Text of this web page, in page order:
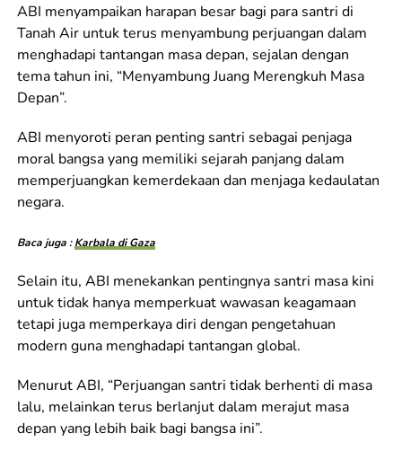
ABI menyampaikan harapan besar bagi para santri di
Tanah Air untuk terus menyambung perjuangan dalam
menghadapi tantangan masa depan, sejalan dengan
tema tahun ini, “Menyambung Juang Merengkuh Masa
Depan”.
ABI menyoroti peran penting santri sebagai penjaga
moral bangsa yang memiliki sejarah panjang dalam
memperjuangkan kemerdekaan dan menjaga kedaulatan
negara.
Baca juga :Karbala di Gaza
Selain itu, ABI menekankan pentingnya santri masa kini
untuk tidak hanya memperkuat wawasan keagamaan
tetapi juga memperkaya diri dengan pengetahuan
modern guna menghadapi tantangan global.
Menurut ABI, “Perjuangan santri tidak berhenti di masa
lalu, melainkan terus berlanjut dalam merajut masa
depan yang lebih baik bagi bangsa ini”.